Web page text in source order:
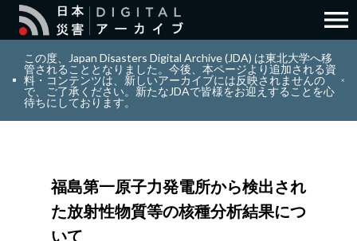
search 検索
layers コレクション
info_outline リソース
menu
この度、Japan Disasters Digital Archive (JDA) は東北大学へ移
管されることとなりました。今後、本ページより追加される資
料・コンテンツは、新しいアーカイブには反映されませんの
で、ご了承ください。新たなJDAで皆様をお迎えすることを心
待ちにしております。
福島第一原子力発電所から検出され
た放射性物質等の核種分析結果につ
いて